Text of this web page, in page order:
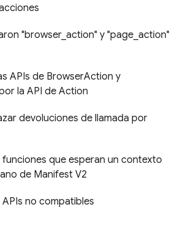
"browser_action" y "page_action"
APIs de BrowserAction y
la API de Action
devoluciones de llamada por
funciones que esperan un contexto
de Manifest V2
APIs no compatibles